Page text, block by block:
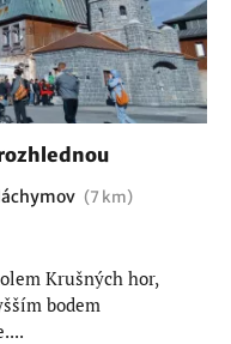
(7 km)
Krušných hor,
bodem